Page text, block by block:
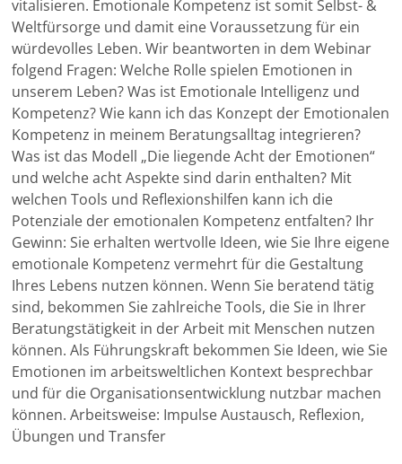
vitalisieren. Emotionale Kompetenz ist somit Selbst- &
Weltfürsorge und damit eine Voraussetzung für ein
würdevolles Leben. Wir beantworten in dem Webinar
folgend Fragen: Welche Rolle spielen Emotionen in
unserem Leben? Was ist Emotionale Intelligenz und
Kompetenz? Wie kann ich das Konzept der Emotionalen
Kompetenz in meinem Beratungsalltag integrieren?
Was ist das Modell „Die liegende Acht der Emotionen“
und welche acht Aspekte sind darin enthalten? Mit
welchen Tools und Reflexionshilfen kann ich die
Potenziale der emotionalen Kompetenz entfalten? Ihr
Gewinn: Sie erhalten wertvolle Ideen, wie Sie Ihre eigene
emotionale Kompetenz vermehrt für die Gestaltung
Ihres Lebens nutzen können. Wenn Sie beratend tätig
sind, bekommen Sie zahlreiche Tools, die Sie in Ihrer
Beratungstätigkeit in der Arbeit mit Menschen nutzen
können. Als Führungskraft bekommen Sie Ideen, wie Sie
Emotionen im arbeitsweltlichen Kontext besprechbar
und für die Organisationsentwicklung nutzbar machen
können. Arbeitsweise: Impulse Austausch, Reflexion,
Übungen und Transfer